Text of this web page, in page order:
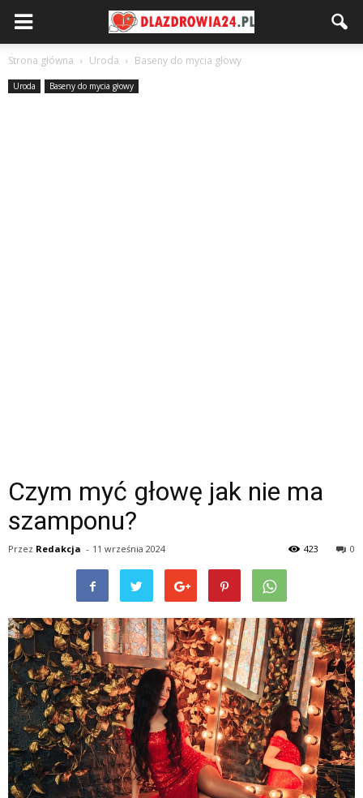
Strona główna Uroda Baseny do mycia głowy
Uroda Baseny do mycia głowy
Czym myć głowę jak nie ma
szamponu?
Przez Redakcja - 11 września 2024 0
423